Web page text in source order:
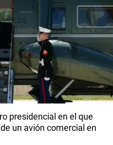
presidencial en el que
un avión comercial en